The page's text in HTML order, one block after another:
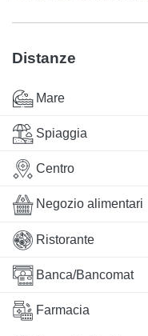
Distanze
Mare
Spiaggia
Centro
Negozio alimentari
Ristorante
Banca/Bancomat
Farmacia